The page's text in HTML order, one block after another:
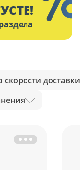
скорости доставки